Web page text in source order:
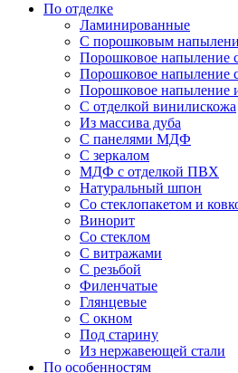
По отделке
Ламинированные
С порошковым
Порошковое напыление
Порошковое напыление
Порошковое
С отделкой винилискожа
Из массива дуба
С панелями МДФ
С зеркалом
МДФ с отделкой ПВХ
Натуральный шпон
Со стеклопакетом и
Винорит
Со стеклом
С витражами
С резьбой
Филенчатые
Глянцевые
С окном
Под старину
Из нержавеющей стали
По особенностям